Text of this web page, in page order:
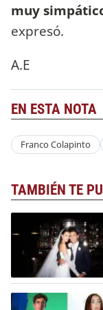
muy
expresó.
A.E
EN ESTA NOTA
Franco Colapinto
TAMBIÉN TE